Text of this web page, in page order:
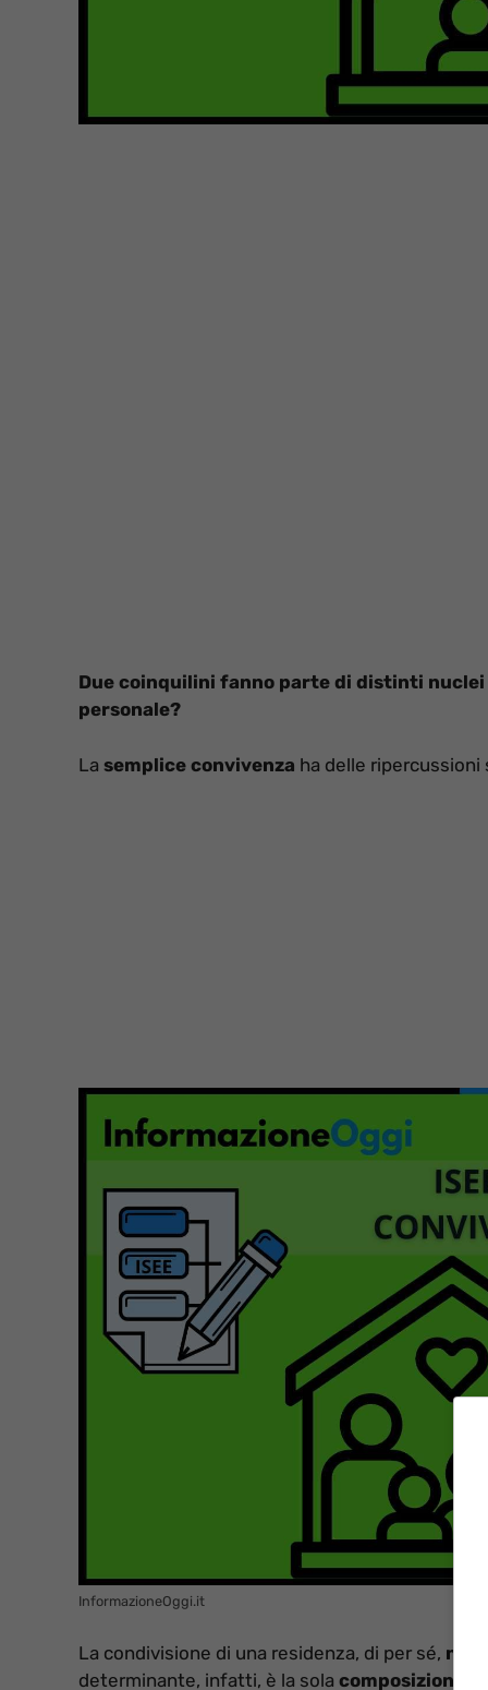
Due coinquilini fanno parte di distinti
personale?
La semplice convivenza ha delle ripercussioni
InformazioneOggi.it
La condivisione di una residenza, di per sé, non
determinante, infatti, è la sola composizione